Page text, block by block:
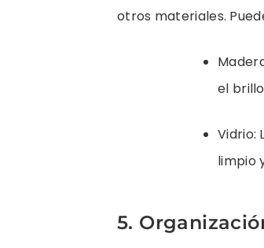
otros materiales.
el
Vidrio:
limpio
5.